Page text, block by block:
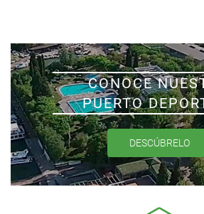
CONOCE
PUERTO
DESCÚBRELO